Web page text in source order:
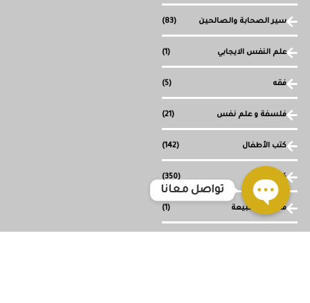
سير الصحابة والصالحين (83)
علم النفس الايجابي (1)
فقه (5)
فلسفة و علم نفس (21)
كتب الأطفال (142)
كتب دينية (350)
ما وراء الطبيعة (1)
تواصل معانا
Open